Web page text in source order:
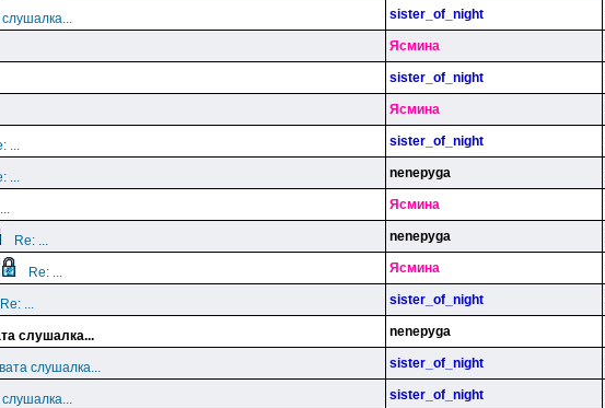
sister_of_night
Яcминa
sister_of_night
Яcминa
... sister_of_night
... nenepyga
... Яcминa
Re: ... nenepyga
Re: ... Яcминa
Re: ... sister_of_night
слушалка... nenepyga
слушалка... sister_of_night
sister_of_night